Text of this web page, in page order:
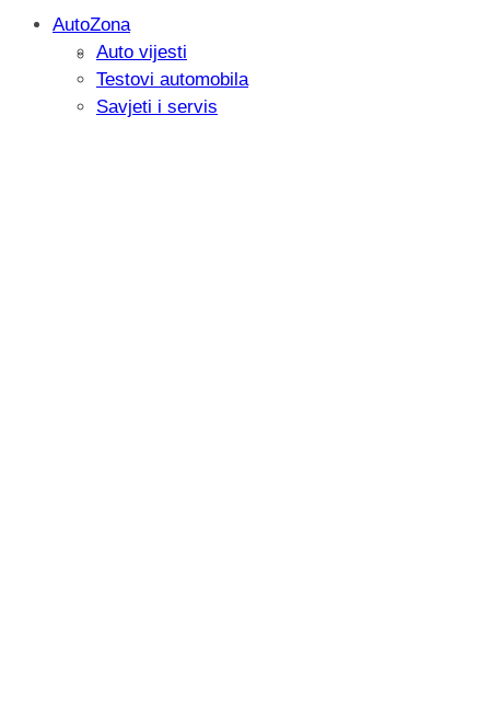
Savjetujemo: Što učiniti kada vaš
AutoZona
Auto vijesti
Testovi automobila
Savjeti i servis